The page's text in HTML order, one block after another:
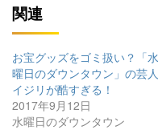
関連
お宝グッズをゴミ扱い？「水
曜日のダウンタウン」の芸人
イジリが酷すぎる！
2017年9月12日
水曜日のダウンタウン